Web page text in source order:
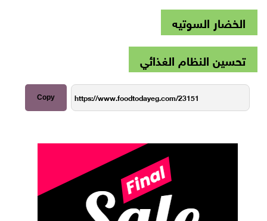
الخضار السوتيه
تحسين النظام الغذائي
Copy